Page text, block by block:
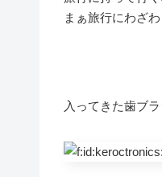
まぁ旅行にわざ
入ってきた歯ブラ